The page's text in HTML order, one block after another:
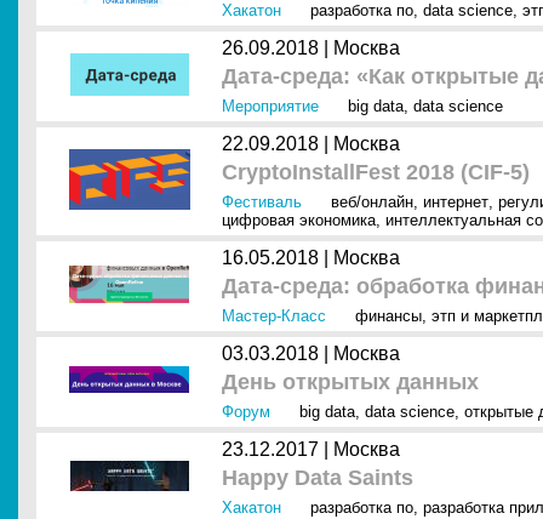
Хакатон разработка по, data science,
26.09.2018 | Москва
Дата-среда: «Как открытые
Мероприятие big data, data science
22.09.2018 | Москва
CryptoInstallFest 2018 (CIF-5)
Фестиваль веб/онлайн, интернет,
цифровая экономика, интеллектуальная
16.05.2018 | Москва
Дата-среда: обработка
Мастер-Класс финансы, этп и
03.03.2018 | Москва
День открытых данных
Форум big data, data science, открытые
23.12.2017 | Москва
Happy Data Saints
Хакатон разработка по, разработка